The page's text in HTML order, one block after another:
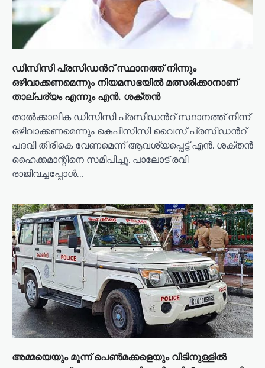
ഡിസിസി പ്രസിഡൻറ് സ്ഥാനത്ത് നിന്നും
ഒഴിവാക്കണമെന്നും നിയമസഭയിൽ മത്സരിക്കാനാണ്
താല്പര്യം എന്നും എൻ. ശക്തൻ
താൽക്കാലിക ഡിസിസി പ്രസിഡൻറ് സ്ഥാനത്ത് നിന്ന്
ഒഴിവാക്കണമെന്നും കെപിസിസി വൈസ് പ്രസിഡൻറ്
പദവി തിരികെ വേണമെന്ന് ആവശ്യപ്പെട്ട് എൻ. ശക്തൻ
ഹൈക്കമാന്റിനെ സമീപിച്ചു. പാലോട് രവി
രാജിവച്ചപ്പോൾ…
അമ്മയെയും മൂന്ന് പെണ്‍മക്കളെയും വീടിനുള്ളില്‍